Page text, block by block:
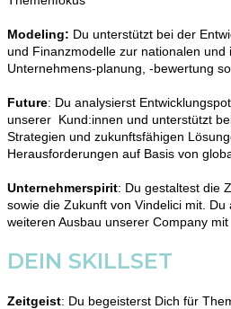
Modeling: Du unterstützt bei der
und Finanzmodelle zur nationalen und
Unternehmens-planung, -bewertung
Future: Du analysierst
unserer Kund:innen und unterstützt
Strategien und zukunftsfähigen
Herausforderungen auf Basis von
Unternehmerspirit: Du gestaltest die
sowie die Zukunft von Vindelici mit.
weiteren Ausbau unserer Company mit
DEIN SKILLSET
Zeitgeist: Du begeisterst Dich für